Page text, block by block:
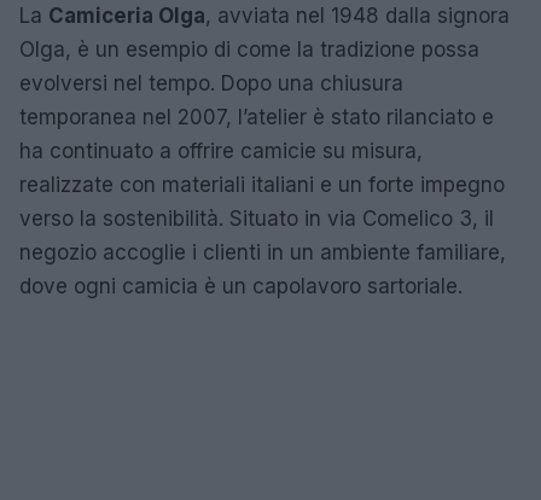
La Camiceria Olga, avviata nel 1948 dalla signora
Olga, è un esempio di come la tradizione possa
evolversi nel tempo. Dopo una chiusura
temporanea nel 2007, l’atelier è stato rilanciato e
ha continuato a offrire camicie su misura,
realizzate con materiali italiani e un forte impegno
verso la sostenibilità. Situato in via Comelico 3, il
negozio accoglie i clienti in un ambiente familiare,
dove ogni camicia è un capolavoro sartoriale.